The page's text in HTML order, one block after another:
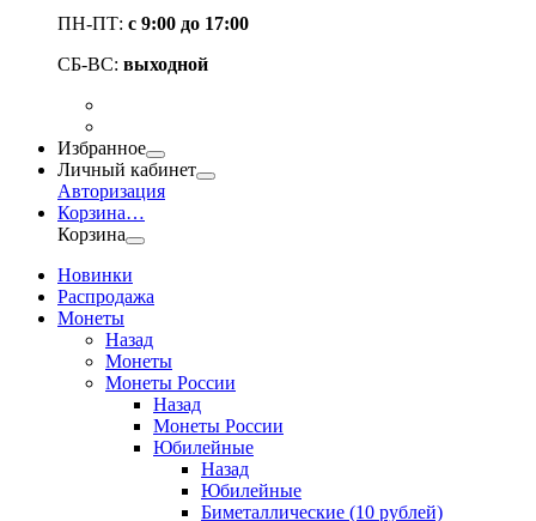
ПН-ПТ: с 9:00 до 17:00
СБ-ВС: выходной
Избранное
Личный кабинет
Авторизация
Корзина…
Корзина
Новинки
Распродажа
Монеты
Назад
Монеты
Монеты России
Назад
Монеты России
Юбилейные
Назад
Юбилейные
Биметаллические (10 рублей)